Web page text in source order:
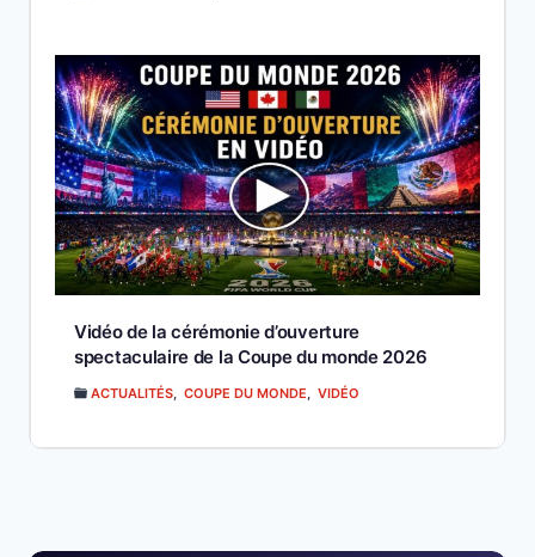
Vidéo de la cérémonie d’ouverture
spectaculaire de la Coupe du monde 2026
ACTUALITÉS COUPE DU MONDE VIDÉO